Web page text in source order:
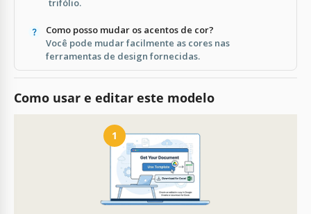
Como posso mudar os acentos de cor?
Você pode mudar facilmente as cores nas
ferramentas de design fornecidas.
Como usar e editar este modelo
1